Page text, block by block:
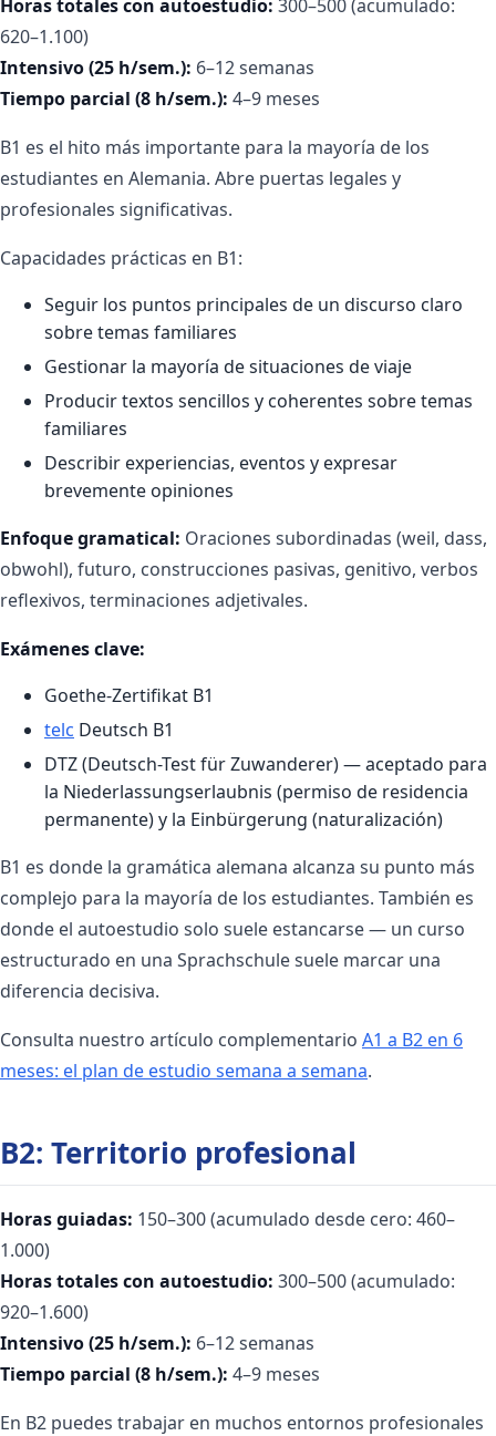
Horas totales con autoestudio: 300–500 (acumulado:
620–1.100)
Intensivo (25 h/sem.): 6–12 semanas
Tiempo parcial (8 h/sem.): 4–9 meses
B1 es el hito más importante para la mayoría de los
estudiantes en Alemania. Abre puertas legales y
profesionales significativas.
Capacidades prácticas en B1:
Seguir los puntos principales de un discurso claro
sobre temas familiares
Gestionar la mayoría de situaciones de viaje
Producir textos sencillos y coherentes sobre temas
familiares
Describir experiencias, eventos y expresar
brevemente opiniones
Enfoque gramatical: Oraciones subordinadas (weil, dass,
obwohl), futuro, construcciones pasivas, genitivo, verbos
reflexivos, terminaciones adjetivales.
Exámenes clave:
Goethe-Zertifikat B1
telc Deutsch B1
DTZ (Deutsch-Test für Zuwanderer) — aceptado para
la Niederlassungserlaubnis (permiso de residencia
permanente) y la Einbürgerung (naturalización)
B1 es donde la gramática alemana alcanza su punto más
complejo para la mayoría de los estudiantes. También es
donde el autoestudio solo suele estancarse — un curso
estructurado en una Sprachschule suele marcar una
diferencia decisiva.
Consulta nuestro artículo complementario A1 a B2 en 6
meses: el plan de estudio semana a semana.
B2: Territorio profesional
Horas guiadas: 150–300 (acumulado desde cero: 460–
1.000)
Horas totales con autoestudio: 300–500 (acumulado:
920–1.600)
Intensivo (25 h/sem.): 6–12 semanas
Tiempo parcial (8 h/sem.): 4–9 meses
En B2 puedes trabajar en muchos entornos profesionales